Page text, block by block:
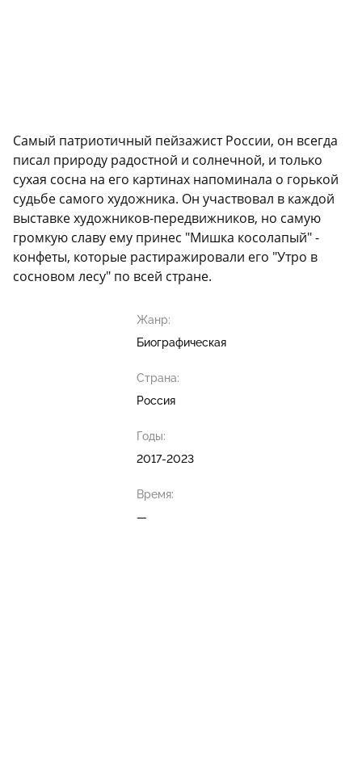
Самый патриотичный пейзажист России, он всегда
писал природу радостной и солнечной, и только
сухая сосна на его картинах напоминала о горькой
судьбе самого художника. Он участвовал в каждой
выставке художников-передвижников, но самую
громкую славу ему принес "Мишка косолапый" -
конфеты, которые растиражировали его "Утро в
сосновом лесу" по всей стране.
Жанр:
Биографическая
Страна:
Россия
Годы:
2017-2023
Время:
—